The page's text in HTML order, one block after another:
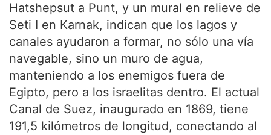
Hatshepsut a Punt, y un mural en relieve de
Seti I en Karnak, indican que los lagos y
canales ayudaron a formar, no sólo una vía
navegable, sino un muro de agua,
manteniendo a los enemigos fuera de
Egipto, pero a los israelitas dentro. El actual
Canal de Suez, inaugurado en 1869, tiene
191,5 kilómetros de longitud, conectando al